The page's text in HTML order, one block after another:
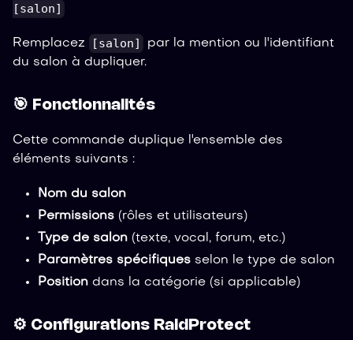
[salon]
Remplacez [salon]
par la mention ou l'identifiant
du salon à dupliquer.
🎯 Fonctionnalités
Cette commande duplique l'ensemble des
éléments suivants :
Nom du salon
Permissions (rôles et utilisateurs)
Type de salon (texte, vocal, forum, etc.)
Paramètres spécifiques selon le type de salon
Position dans la catégorie (si applicable)
⚙️ Configurations RaidProtect